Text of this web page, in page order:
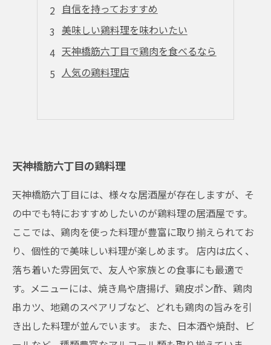
自信を持っておすすめ
美味しい鶏料理を味わいたい
天神橋筋六丁目で鶏肉を食べるなら
人気の鶏料理店
天神橋筋六丁目の鶏料理
天神橋筋六丁目には、様々な居酒屋が存在しますが、そ
の中でも特におすすめしたいのが鶏料理の居酒屋です。
ここでは、鶏肉を使った料理が豊富に取り揃えられてお
り、個性的で美味しい料理が楽しめます。 店内は広く、
落ち着いた雰囲気で、友人や家族との食事にも最適で
す。メニューには、焼き鳥や唐揚げ、鶏皮ポン酢、鶏肉
串カツ、地鶏のスペアリブなど、どれも鶏肉の旨みを引
き出した料理が並んでいます。 また、日本酒や焼酎、ビ